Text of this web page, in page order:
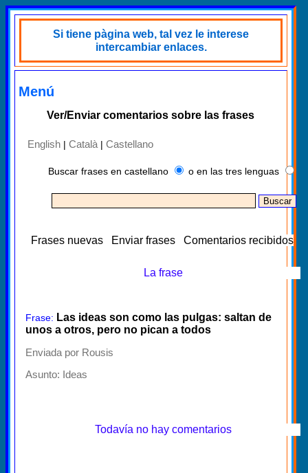
Si tiene pàgina web, tal vez le interese
intercambiar enlaces.
Menú
Ver/Enviar comentarios sobre las frases
English | Català | Castellano
Buscar frases en castellano o en las tres lenguas
Frases nuevas Enviar frases Comentarios recibidos
La frase
Frase: Las ideas son como las pulgas: saltan de
unos a otros, pero no pican a todos
Enviada por Rousis
Asunto: Ideas
Todavía no hay comentarios